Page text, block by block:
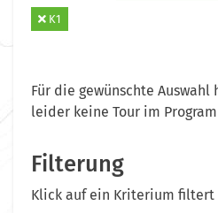
K1
Für die gewünschte
leider keine Tour im
Filterung
Klick auf ein Kriterium filtert